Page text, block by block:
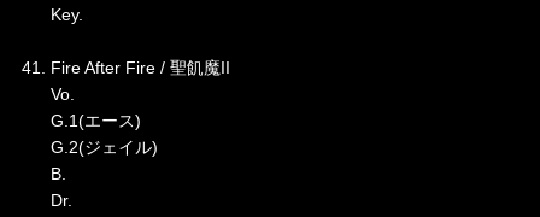
Key.
41. Fire After Fire / 聖飢魔II
Vo.
G.1(エース)
G.2(ジェイル)
B.
Dr.